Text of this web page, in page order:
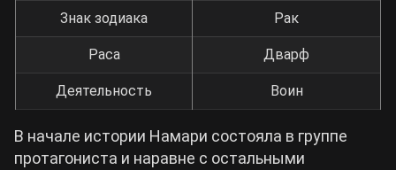
Знак зодиака Рак
Раса Дварф
Деятельность Воин
В начале истории Намари состояла в группе
протагониста и наравне с остальными